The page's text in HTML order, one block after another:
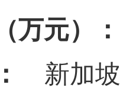
万元）：
新加坡